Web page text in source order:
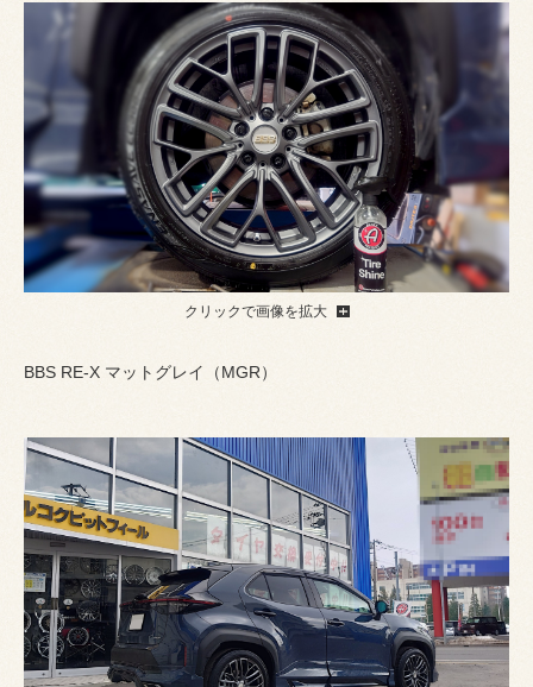
クリックで画像を拡大
BBS RE-X マットグレイ（MGR）